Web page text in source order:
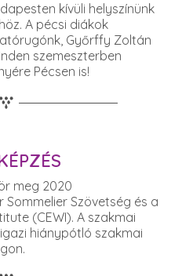
kívüli helyszínünk
A pécsi diákok
Győrffy Zoltán
szemeszterben
Pécsen is!
meg 2020
Szövetség és a
(CEWI). A szakmai
hiánypótló szakmai